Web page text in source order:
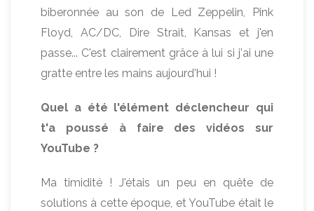
biberonnée au son de Led Zeppelin, Pink
Floyd, AC/DC, Dire Strait, Kansas et j'en
passe... C'est clairement grâce à lui si j'ai une
gratte entre les mains aujourd'hui !
Quel a été l'élément déclencheur qui
t'a poussé à faire des vidéos sur
YouTube ?
Ma timidité ! J'étais un peu en quête de
solutions à cette époque, et YouTube était le